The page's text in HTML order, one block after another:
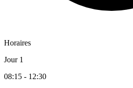
Horaires
Jour 1
08:15 - 12:30